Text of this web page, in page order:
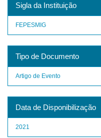
Sigla da Instituição
FEPESMIG
Tipo de Documento
Artigo de Evento
Data de Disponibilização
2021